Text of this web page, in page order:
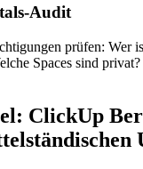
Audit
prüfen: Wer
Spaces sind
ClickUp